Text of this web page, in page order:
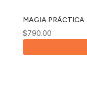
MAGIA PRÁCTICA
$790.00